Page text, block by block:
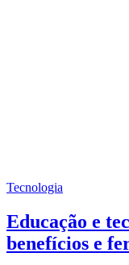
Tecnologia
Educação e
benefícios e